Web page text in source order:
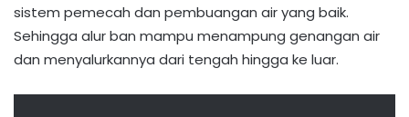
sistem pemecah dan pembuangan air yang baik.
Sehingga alur ban mampu menampung genangan air
dan menyalurkannya dari tengah hingga ke luar.